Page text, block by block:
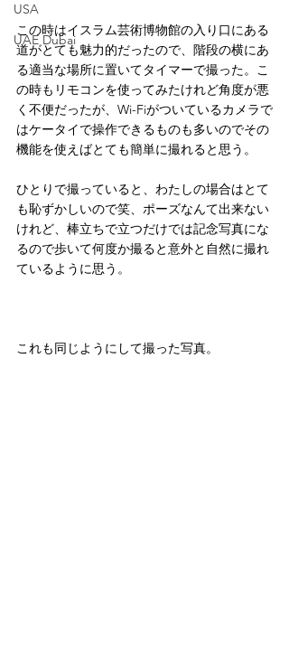
USA
UAE Dubai
この時はイスラム芸術博物館の入り口にある
道がとても魅力的だったので、階段の横にあ
る適当な場所に置いてタイマーで撮った。こ
の時もリモコンを使ってみたけれど角度が悪
く不便だったが、Wi-Fiがついているカメラで
はケータイで操作できるものも多いのでその
機能を使えばとても簡単に撮れると思う。
ひとりで撮っていると、わたしの場合はとて
も恥ずかしいので笑、ポーズなんて出来ない
けれど、棒立ちで立つだけでは記念写真にな
るので歩いて何度か撮ると意外と自然に撮れ
ているように思う。
これも同じようにして撮った写真。